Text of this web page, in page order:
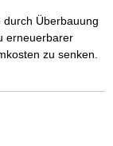
durch Überbauung
erneuerbarer
zu senken.